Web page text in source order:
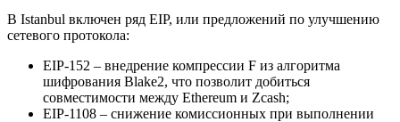
В Istanbul включен ряд EIP, или предложений по улучшению
сетевого протокола:
EIP-152 – внедрение компрессии F из алгоритма
шифрования Blake2, что позволит добиться
совместимости между Ethereum и Zcash;
EIP-1108 – снижение комиссионных при выполнении